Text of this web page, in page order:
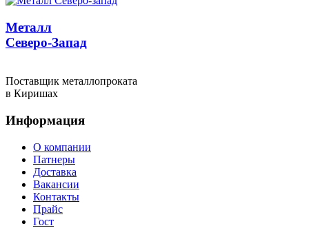
Металл
Северо-Запад
Поставщик металлопроката
в Киришах
Информация
О компании
Патнеры
Доставка
Вакансии
Контакты
Прайс
Гост